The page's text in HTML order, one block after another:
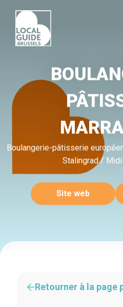
Boulangerie-pâtisserie
Stalingrad /
Site web
Retourner à la page